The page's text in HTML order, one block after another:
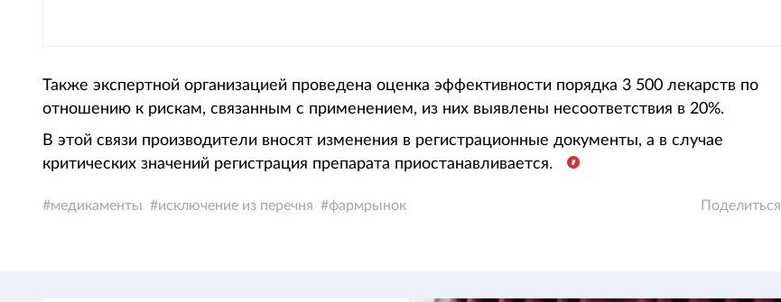
Также экспертной организацией проведена оценка эффективности порядка 3 500 лекарств по
отношению к рискам, связанным с применением, из них выявлены несоответствия в 20%.
В этой связи производители вносят изменения в регистрационные документы, а в случае
критических значений регистрация препарата приостанавливается.
медикаменты исключение из перечня фармрынок Поделиться